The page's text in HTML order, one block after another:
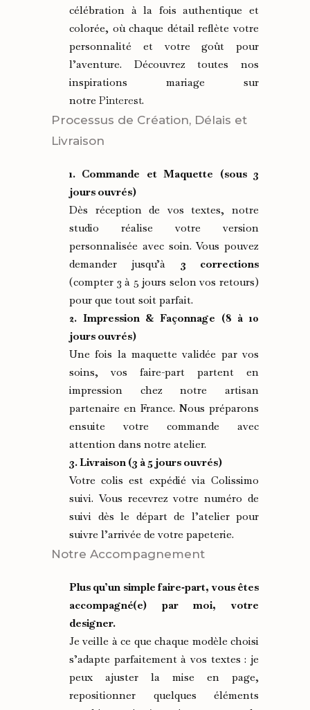
célébration à la fois authentique et
colorée, où chaque détail reflète votre
personnalité et votre goût pour
l’aventure. Découvrez toutes nos
inspirations mariage sur
notre Pinterest.
Processus de Création, Délais et
Livraison
1. Commande et Maquette (sous 3
jours ouvrés)
Dès réception de vos textes, notre
studio réalise votre version
personnalisée avec soin. Vous pouvez
demander jusqu’à 3 corrections
(compter 3 à 5 jours selon vos retours)
pour que tout soit parfait.
2. Impression & Façonnage (8 à 10
jours ouvrés)
Une fois la maquette validée par vos
soins, vos faire-part partent en
impression chez notre artisan
partenaire en France. Nous préparons
ensuite votre commande avec
attention dans notre atelier.
3. Livraison (3 à 5 jours ouvrés)
Votre colis est expédié via Colissimo
suivi. Vous recevrez votre numéro de
suivi dès le départ de l’atelier pour
suivre l’arrivée de votre papeterie.
Notre Accompagnement
Plus qu’un simple faire‑part, vous êtes
accompagné(e) par moi, votre
designer.
Je veille à ce que chaque modèle choisi
s’adapte parfaitement à vos textes : je
peux ajuster la mise en page,
repositionner quelques éléments